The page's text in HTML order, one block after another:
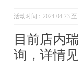
活动时间：2024-04-23 至
目前店内
询，详情